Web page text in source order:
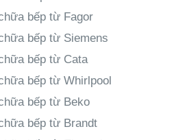
bếp từ Fagor
bếp từ Siemens
bếp từ Cata
bếp từ Whirlpool
bếp từ Beko
bếp từ Brandt